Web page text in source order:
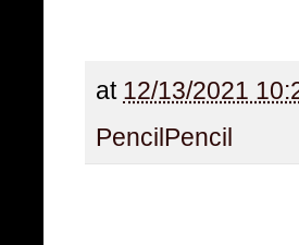
at 12/13/2021
Pencil Pencil